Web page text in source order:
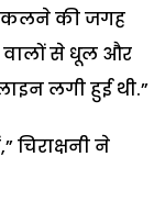
की जगह
वालों से धूल और
लगी हुई थी.”
ने